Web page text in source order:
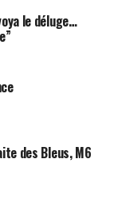
le déluge…
des Bleus, M6